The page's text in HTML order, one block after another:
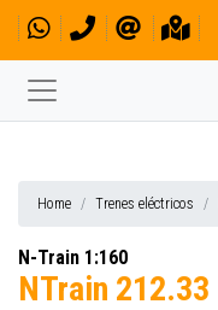
Home Trenes eléctricos
N-Train 1:160
NTrain 212.33